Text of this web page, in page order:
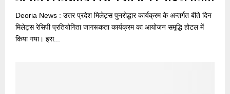
Deoria News : उत्तर प्रदेश मिलेट्स पुनरोद्धार कार्यक्रम के अन्तर्गत बीते दिन
मिलेट्स रेसिपी प्रतियोगिता जागरूकता कार्यक्रम का आयोजन समृद्धि होटल में
किया गया। इस...